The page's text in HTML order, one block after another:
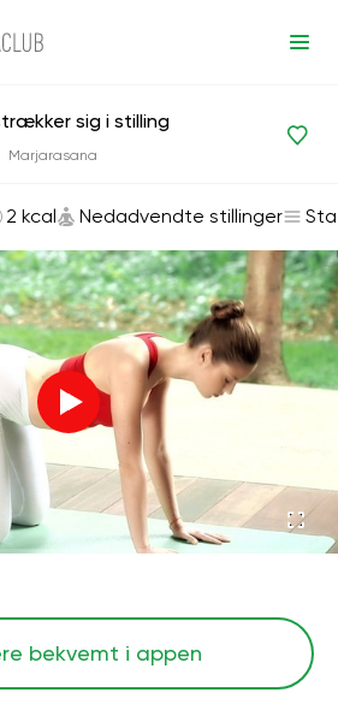
Nedadvendte stillinger
sig i stilling
Marjarasana
2 kcal Nedadvendte stillinger
bekvemt i appen